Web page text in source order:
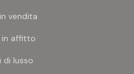
vendita
in affitto
di lusso